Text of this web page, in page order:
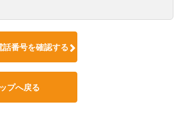
番号を確認する
プへ戻る